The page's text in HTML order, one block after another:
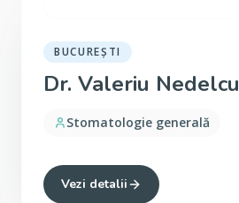
BUCUREȘTI
Dr. Valeriu Nedelcu
Stomatologie generală
Vezi detalii